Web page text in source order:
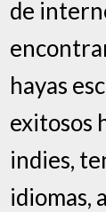
de
hayas
exitosos
indies,
idiomas,